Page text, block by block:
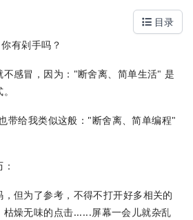
目录
有剁手吗？
不感冒，因为："断舍离、简单生活" 是
带给我类似这般："断舍离、简单编程"
但为了参考，不得不打开好多相关的
燥无味的点击......屏幕一会儿就杂乱